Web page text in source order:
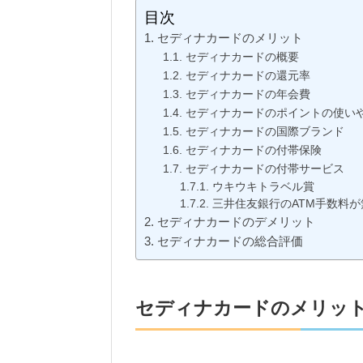
目次
セディナカードのメリット
セディナカードの概要
セディナカードの還元率
セディナカードの年会費
セディナカードのポイントの使い
セディナカードの国際ブランド
セディナカードの付帯保険
セディナカードの付帯サービス
ウキウキトラベル賞
三井住友銀行のATM手数料が
セディナカードのデメリット
セディナカードの総合評価
セディナカードのメリット